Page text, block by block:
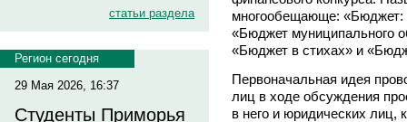
статьи раздела
Регион сегодня
29 Мая 2026, 16:37
Студенты Приморья
многообещающе: «Бюджет:
«Бюджет муниципального
«Бюджет в стихах» и
Первоначальная идея
лиц в ходе обсуждения
в него и юридических лиц,